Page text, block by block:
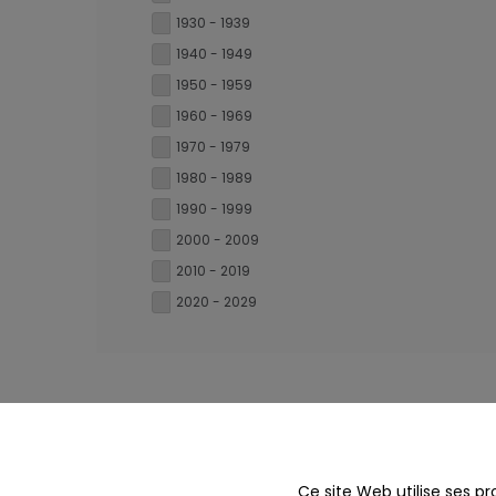
1930 - 1939
1940 - 1949
1950 - 1959
1960 - 1969
1970 - 1979
1980 - 1989
1990 - 1999
2000 - 2009
2010 - 2019
2020 - 2029
Ce site Web utilise ses